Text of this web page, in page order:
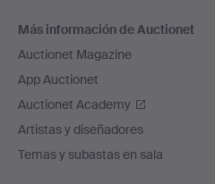
Más información de Auctionet
Auctionet Magazine
App Auctionet
Auctionet Academy
Artistas y diseñadores
Temas y subastas en sala